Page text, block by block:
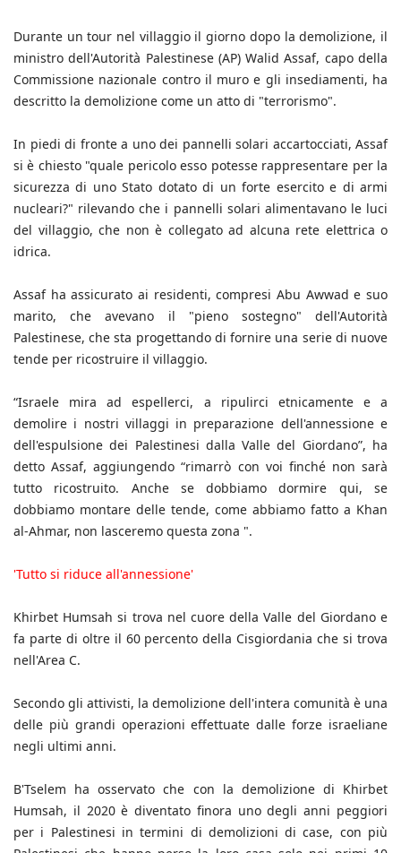
Durante un tour nel villaggio il giorno dopo la demolizione, il
ministro dell'Autorità Palestinese (AP) Walid Assaf, capo della
Commissione nazionale contro il muro e gli insediamenti, ha
descritto la demolizione come un atto di "terrorismo".
In piedi di fronte a uno dei pannelli solari accartocciati, Assaf
si è chiesto "quale pericolo esso potesse rappresentare per la
sicurezza di uno Stato dotato di un forte esercito e di armi
nucleari?" rilevando che i pannelli solari alimentavano le luci
del villaggio, che non è collegato ad alcuna rete elettrica o
idrica.
Assaf ha assicurato ai residenti, compresi Abu Awwad e suo
marito, che avevano il "pieno sostegno" dell'Autorità
Palestinese, che sta progettando di fornire una serie di nuove
tende per ricostruire il villaggio.
“Israele mira ad espellerci, a ripulirci etnicamente e a
demolire i nostri villaggi in preparazione dell'annessione e
dell'espulsione dei Palestinesi dalla Valle del Giordano”, ha
detto Assaf, aggiungendo “rimarrò con voi finché non sarà
tutto ricostruito. Anche se dobbiamo dormire qui, se
dobbiamo montare delle tende, come abbiamo fatto a Khan
al-Ahmar, non lasceremo questa zona ".
'Tutto si riduce all'annessione'
Khirbet Humsah si trova nel cuore della Valle del Giordano e
fa parte di oltre il 60 percento della Cisgiordania che si trova
nell'Area C.
Secondo gli attivisti, la demolizione dell'intera comunità è una
delle più grandi operazioni effettuate dalle forze israeliane
negli ultimi anni.
B'Tselem ha osservato che con la demolizione di Khirbet
Humsah, il 2020 è diventato finora uno degli anni peggiori
per i Palestinesi in termini di demolizioni di case, con più